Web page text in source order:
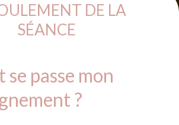
DE LA
SÉANCE
se passe mon
?